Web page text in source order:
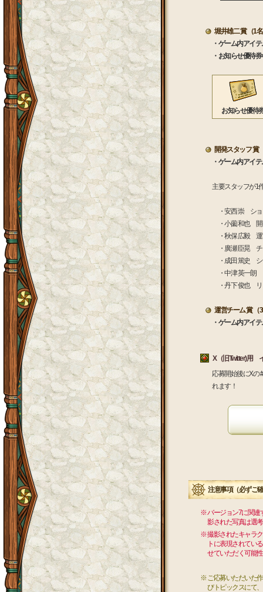
堀井雄二 賞 （1
・ゲーム内アイ
・お知らせ優待券
お知らせ優待
開発スタッフ 賞
・ゲーム内アイ
主要スタッフが1
・安西 崇 ショ
・小薗 和也 開
・秋保 広毅 運
・廣瀬 臣晃 チ
・成田 篤史 シ
・中津 英一朗
・丹下 俊也 リ
運営チーム 賞 （
・ゲーム内アイ
X（旧Twitter)用
応募開始後にXの
れます！
注意事項（必ずご
※ バージョン7に関連
影された写真は選
※ 撮影されたキャラ
トに表現されてい
せていただく可能
※ ご応募いただいた
びトピックスにて